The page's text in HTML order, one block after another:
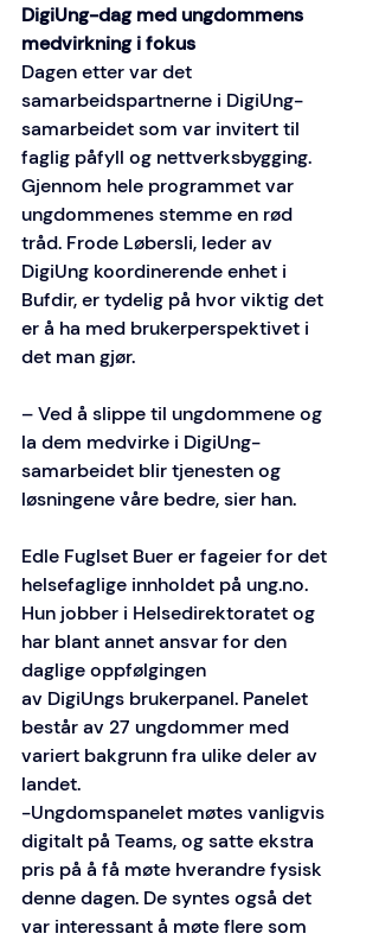
DigiUng-dag med ungdommens
medvirkning i fokus
Dagen etter var det
samarbeidspartnerne i DigiUng-
samarbeidet som var invitert til
faglig påfyll og nettverksbygging.
Gjennom hele programmet var
ungdommenes stemme en rød
tråd. Frode Løbersli, leder av
DigiUng koordinerende enhet i
Bufdir, er tydelig på hvor viktig det
er å ha med brukerperspektivet i
det man gjør.
– Ved å slippe til ungdommene og
la dem medvirke i DigiUng-
samarbeidet blir tjenesten og
løsningene våre bedre, sier han.
Edle Fuglset Buer er fageier for det
helsefaglige innholdet på ung.no.
Hun jobber i Helsedirektoratet og
har blant annet ansvar for den
daglige oppfølgingen
av DigiUngs brukerpanel. Panelet
består av 27 ungdommer med
variert bakgrunn fra ulike deler av
landet.
-Ungdomspanelet møtes vanligvis
digitalt på Teams, og satte ekstra
pris på å få møte hverandre fysisk
denne dagen. De syntes også det
var interessant å møte flere som